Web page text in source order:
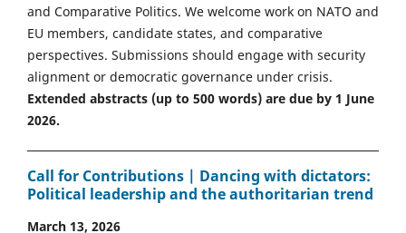
and Comparative Politics. We welcome work on NATO and
EU members, candidate states, and comparative
perspectives. Submissions should engage with security
alignment or democratic governance under crisis.
Extended abstracts (up to 500 words) are due by 1 June
2026.
Call for Contributions | Dancing with dictators:
Political leadership and the authoritarian trend
March 13, 2026